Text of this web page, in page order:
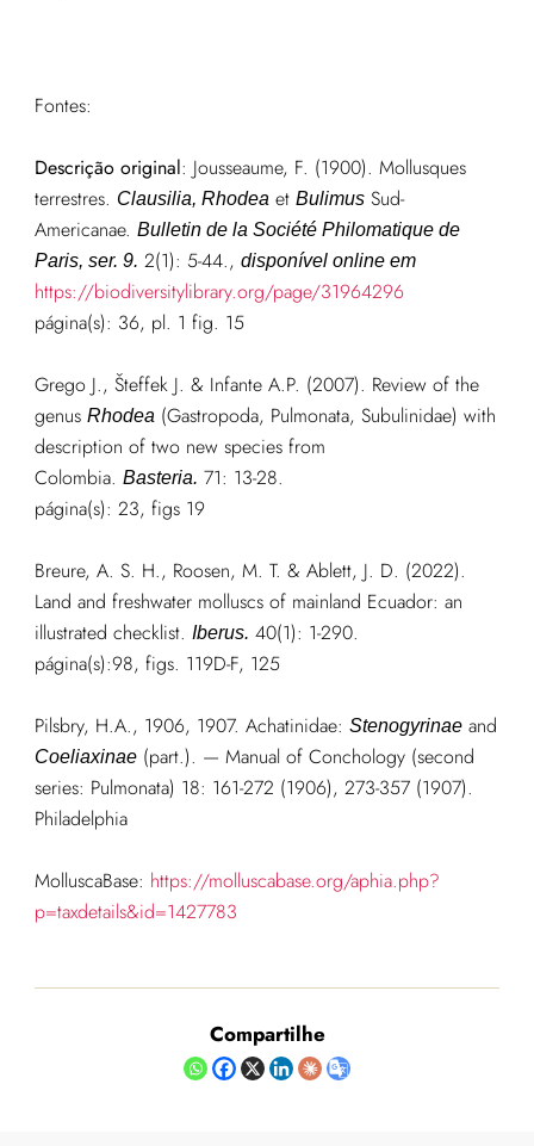
Fontes:
Descrição original: Jousseaume, F. (1900). Mollusques
terrestres. Clausilia, Rhodeaet BulimusSud-
Americanae. Bulletin de la Société Philomatique de
Paris, ser. 9. 2(1): 5-44., disponível online em
https://biodiversitylibrary.org/page/31964296
página(s): 36, pl. 1 fig. 15
Grego J., Šteffek J. & Infante A.P. (2007). Review of the
genus Rhodea(Gastropoda, Pulmonata, Subulinidae) with
description of two new species from
Colombia. Basteria. 71: 13-28.
página(s): 23, figs 19
Breure, A. S. H., Roosen, M. T. & Ablett, J. D. (2022).
Land and freshwater molluscs of mainland Ecuador: an
illustrated checklist. Iberus. 40(1): 1-290.
página(s):98, figs. 119D-F, 125
Pilsbry, H.A., 1906, 1907. Achatinidae: Stenogyrinaeand
Coeliaxinae(part.). — Manual of Conchology (second
series: Pulmonata) 18: 161-272 (1906), 273-357 (1907).
Philadelphia
MolluscaBase: https://molluscabase.org/aphia.php?
p=taxdetails&id=1427783
Compartilhe